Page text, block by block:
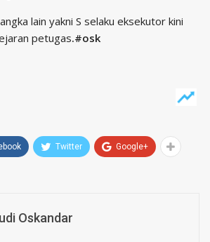
lain yakni S selaku eksekutor kini
petugas.#osk
Twitter Google+
Oskandar